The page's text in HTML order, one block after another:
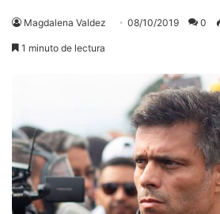
Magdalena Valdez 08/10/2019 0
1 minuto de lectura